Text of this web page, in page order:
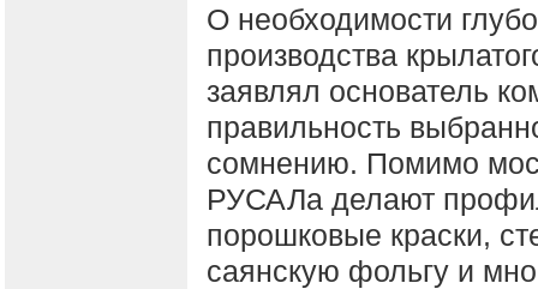
О необходимости
производства
заявлял основатель
правильность
сомнению. Помимо
РУСАЛа делают
порошковые краски,
саянскую фольгу и